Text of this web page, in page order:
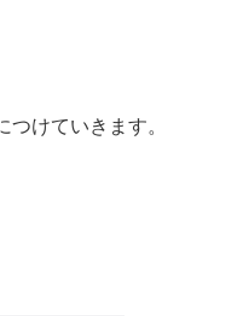
つけていきます。